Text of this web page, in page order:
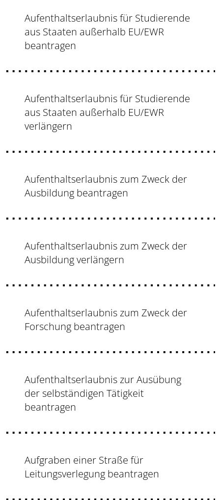
Aufenthaltserlaubnis für Studierende
aus Staaten außerhalb EU/EWR
beantragen
Aufenthaltserlaubnis für Studierende
aus Staaten außerhalb EU/EWR
verlängern
Aufenthaltserlaubnis zum Zweck der
Ausbildung beantragen
Aufenthaltserlaubnis zum Zweck der
Ausbildung verlängern
Aufenthaltserlaubnis zum Zweck der
Forschung beantragen
Aufenthaltserlaubnis zur Ausübung
der selbständigen Tätigkeit
beantragen
Aufgraben einer Straße für
Leitungsverlegung beantragen